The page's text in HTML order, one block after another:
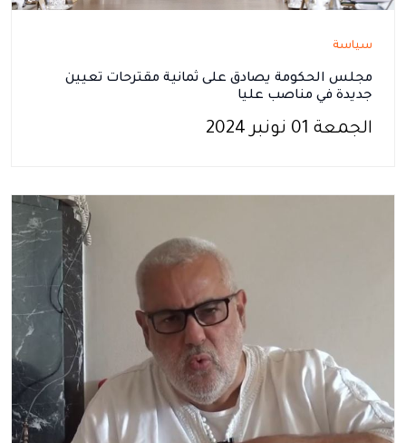
سياسة
مجلس الحكومة يصادق على ثمانية مقترحات تعيين
جديدة في مناصب عليا
الجمعة 01 نونبر 2024